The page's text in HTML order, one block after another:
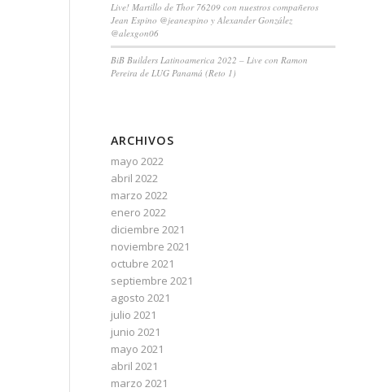
Live! Martillo de Thor 76209 con nuestros compañeros
Jean Espino @jeanespino y Alexander González
@alexgon06
BiB Builders Latinoamerica 2022 – Live con Ramon
Pereira de LUG Panamá (Reto 1)
ARCHIVOS
mayo 2022
abril 2022
marzo 2022
enero 2022
diciembre 2021
noviembre 2021
octubre 2021
septiembre 2021
agosto 2021
julio 2021
junio 2021
mayo 2021
abril 2021
marzo 2021